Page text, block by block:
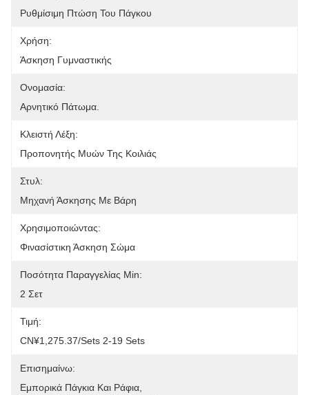
Ρυθμίσιμη Πτώση Του Πάγκου
Χρήση:
Άσκηση Γυμναστικής
Ονομασία:
Αρνητικό Πάτωμα.
Κλειστή Λέξη:
Προπονητής Μυών Της Κοιλιάς
Στυλ:
Μηχανή Άσκησης Με Βάρη
Χρησιμοποιώντας:
Φινασίστικη Άσκηση Σώμα
Ποσότητα Παραγγελίας Min:
2 Σετ
Τιμή:
CN¥1,275.37/sets 2-19 Sets
Επισημαίνω:
Εμπορικά Πάγκια Και Ράφια